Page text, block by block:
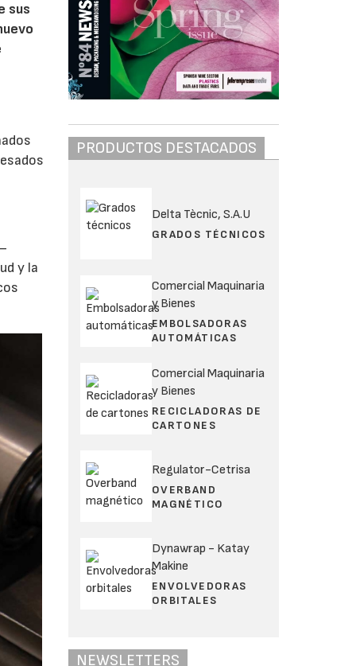
sus
y la
PRODUCTOS DESTACADOS
Delta Tècnic, S.A.U
GRADOS TÉCNICOS
Comercial Maquinaria
y Bienes
EMBOLSADORAS
AUTOMÁTICAS
Comercial Maquinaria
y Bienes
RECICLADORAS DE
CARTONES
Regulator-Cetrisa
OVERBAND
MAGNÉTICO
Dynawrap - Katay
Makine
ENVOLVEDORAS
ORBITALES
NEWSLETTERS